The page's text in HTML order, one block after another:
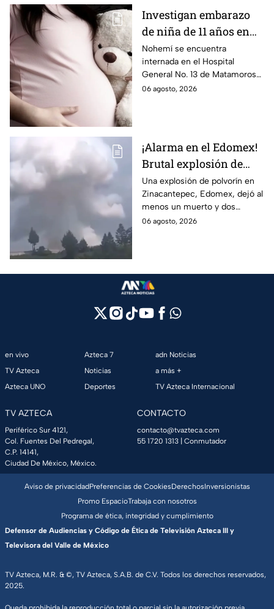
Investigan embarazo
de niña de 11 años en
Matamoros,
Tamaulipas; ¿qué pasó
con Nohemí?
Nohemí se encuentra
internada en el Hospital
General No. 13 de Matamoros
tras complicaciones por un
06 agosto, 2026
¡Alarma en el Edomex!
Brutal explosión de
polvorín en Santa
María del Monte,
Zinacantepec; reportan
al menos un muerto y
Una explosión de polvorín en
Zinacantepec, Edomex, dejó al
menos un muerto y dos
heridos; autoridades atiende la
06 agosto, 2026
en vivo
TV Azteca
Azteca UNO
Azteca 7
Noticias
Deportes
adn Noticias
a más +
TV Azteca Internacional
TV AZTECA
Periférico Sur 4121,
Col. Fuentes Del Pedregal,
C.P. 14141,
Ciudad De México, México.
CONTACTO
contacto@tvazteca.com
55 1720 1313 | Conmutador
TV Azteca, M.R. & ©, TV Azteca, S.A.B. de C.V. Todos los derechos reservados,
2025.
Aviso de privacidadPreferencias de CookiesDerechosInversionistas
Promo EspacioTrabaja con nosotros
Programa de ética, integridad y cumplimiento
Defensor de Audiencias y Código de Ética de Televisión Azteca III y
Televisora del Valle de México